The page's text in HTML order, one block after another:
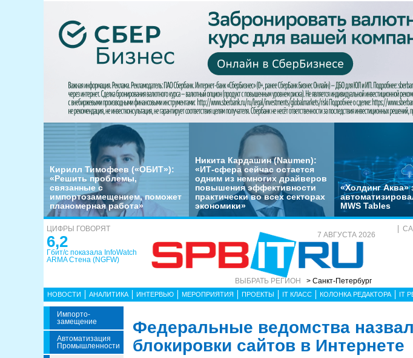
Кирилл Тимофеев («ОБИТ»):
«Решить проблемы,
связанные с
импортозамещением, поможет
планомерная работа»
Никита Кардашин (Naumen):
«ИТ-сфера сейчас остается
одним из немногих драйверов
повышения эффективности
практически во всех секторах
экономики»
«Холдинг Аква»
MWS Tables
ЦИФРЫ ГОВОРЯТ
6,2
Гбит/с показала InfoWatch
ARMA Стена (NGFW)
7 АВГУСТА 2026
ВЫБРАТЬ РЕГИОН > Санкт-Петербург
НОВОСТИ АНАЛИТИКА ИНТЕРВЬЮ МЕРОПРИЯТИЯ ПРОЕКТЫ IT КЛАСС КОЛОНКА РЕДАКТОРА IT
Импорто­
Замещение
Автоматизация
Промышленности
Федеральные ведомства
блокировки сайтов в Интернете